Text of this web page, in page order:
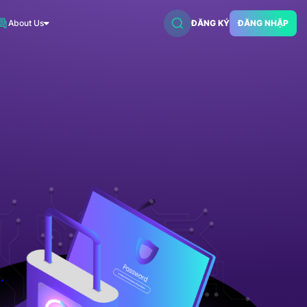
VNDC 18
15.000đ/Ngày
VNDC 20
35.000đ/Ngày
About Us ĐĂNG KÝ ĐĂNG NHẬP